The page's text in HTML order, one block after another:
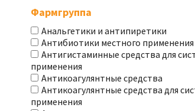
Фармгруппа
Анальгетики и антипиретики
Антибиотики местного применения
Антигистаминные средства для
применения
Антикоагулянтные средства
Антикоагулянтные средства для
применения